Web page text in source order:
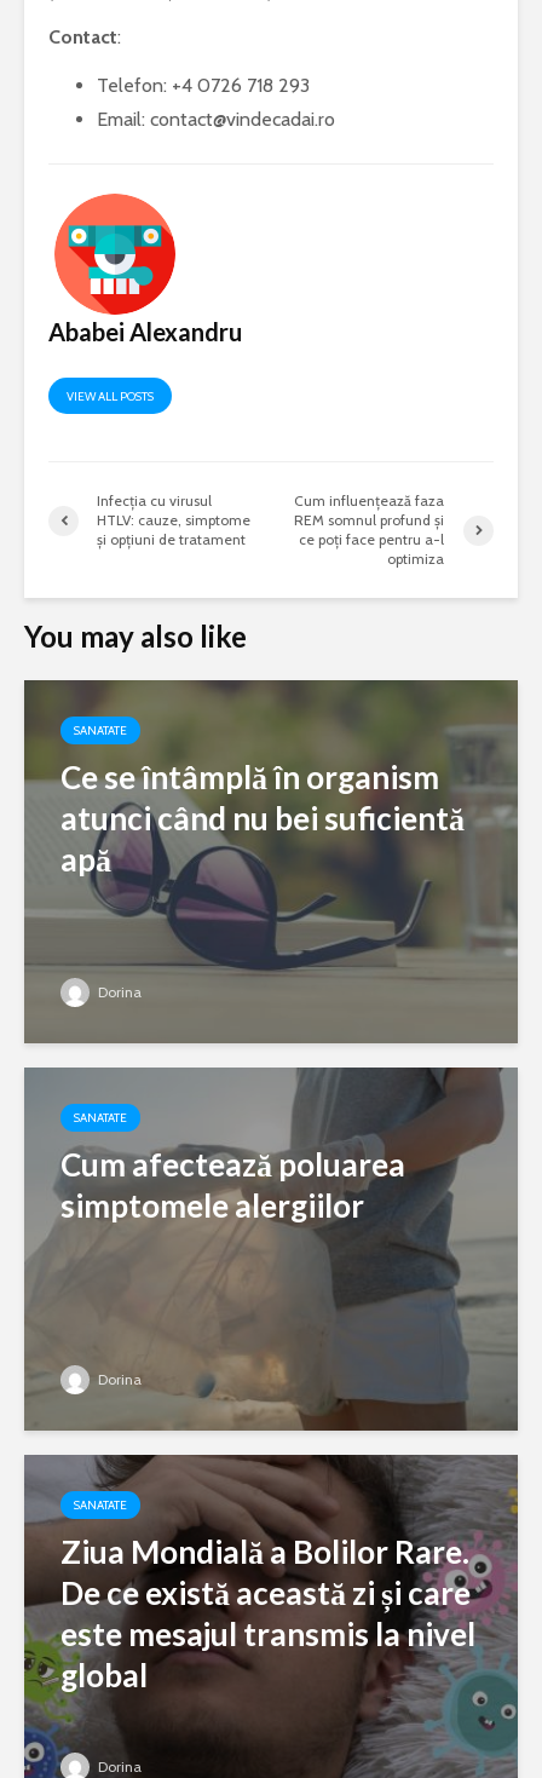
Contact:
Telefon: +4 0726 718 293
Email: contact@vindecadai.ro
Ababei Alexandru
VIEW ALL POSTS
Infecția cu virusul
HTLV: cauze, simptome
și opțiuni de tratament
Cum influențează faza
REM somnul profund și
ce poți face pentru a-l
optimiza
You may also like
SANATATE
Ce se întâmplă în organism
atunci când nu bei suficientă
apă
Dorina
SANATATE
Cum afectează poluarea
simptomele alergiilor
Dorina
SANATATE
Ziua Mondială a Bolilor Rare.
De ce există această zi și care
este mesajul transmis la nivel
global
Dorina